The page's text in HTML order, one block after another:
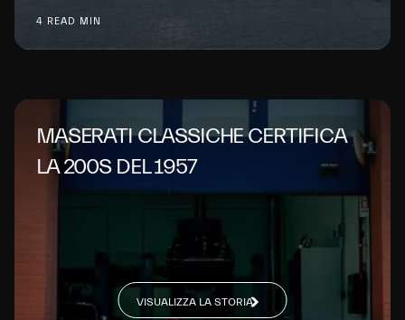
4 READ MIN
MASERATI CLASSICHE CERTIFICA
LA 200S DEL 1957
VISUALIZZA LA STORIA